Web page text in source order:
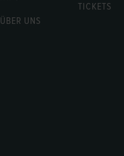
ÜBER UNS
TICKETS